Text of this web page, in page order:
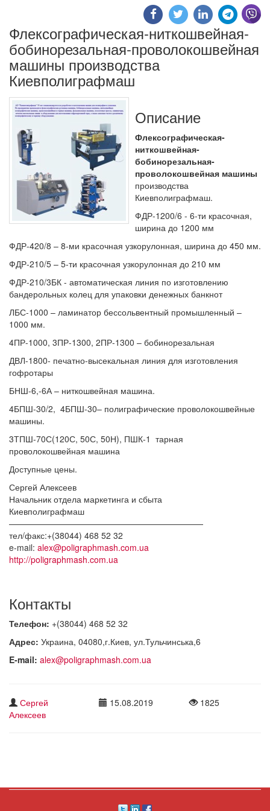
Флексографическая-ниткошвейная-
бобинорезальная-проволокошвейная
машины производства
Киевполиграфмаш
Описание
Флексографическая-
ниткошвейная-
бобинорезальная-
проволокошвейная машины
производства
Киевполиграфмаш.
ФДР-1200/6 - 6-ти красочная,
ширина до 1200 мм
ФДР-420/8 – 8-ми красочная узкорулонная, ширина до 450 мм.
ФДР-210/5 – 5-ти красочная узкорулонная до 210 мм
ФДР-210/3БК - автоматическая линия по изготовлению
бандерольных колец для упаковки денежных банкнот
ЛБС-1000 – ламинатор бессольвентный промышленный –
1000 мм.
4ПР-1000, 3ПР-1300, 2ПР-1300 – бобинорезальная
ДВЛ-1800- печатно-высекальная линия для изготовления
гофротары
БНШ-6,-6А – ниткошвейная машина.
4БПШ-30/2, 4БПШ-30– полиграфические проволокошвейные
машины.
3ТПШ-70С(120С, 50С, 50Н), ПШК-1 тарная
проволокошвейная машина
Доступные цены.
Сергей Алексеев
Начальник отдела маркетинга и сбыта
Киевполиграфмаш
———————————————————————
тел/факс:+(38044) 468 52 32
e-mail: alex@poligraphmash.com.ua
http://poligraphmash.com.ua
Контакты
Телефон: +(38044) 468 52 32
Адрес: Украина, 04080,г.Киев, ул.Тульчинська,6
E-mail: alex@poligraphmash.com.ua
Сергей
Алексеев
15.08.2019 1825